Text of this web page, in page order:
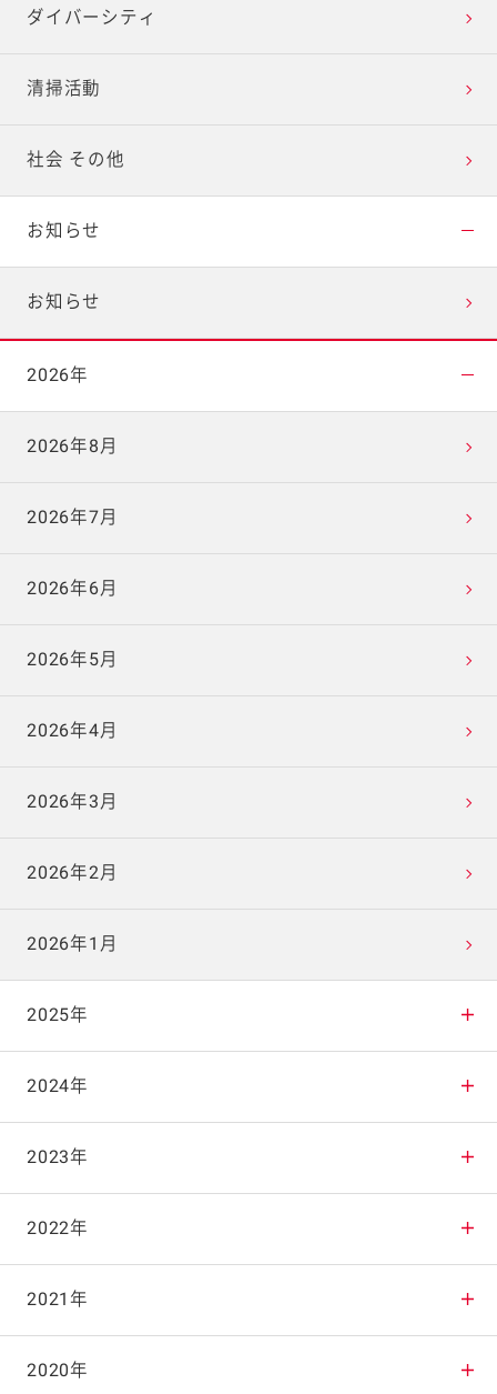
ダイバーシティ
清掃活動
社会 その他
お知らせ
お知らせ
2026年
2026年8月
2026年7月
2026年6月
2026年5月
2026年4月
2026年3月
2026年2月
2026年1月
2025年
2025年12月
2025年11月
2025年10月
2025年9月
2025年8月
2024年
2024年12月
2024年11月
2024年10月
2024年9月
2023年
2023年12月
2023年11月
2023年10月
2022年
2022年12月
2022年11月
2021年
2021年12月
2020年